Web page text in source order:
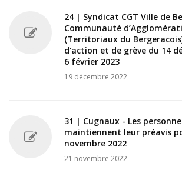
24 | Syndicat CGT Ville de
Communauté
(Territoriaux du
d’action et de grève du 14
6 février 2023
19 décembre 2022
31 | Cugnaux - Les
maintiennent leur préavis
novembre 2022
21 novembre 2022